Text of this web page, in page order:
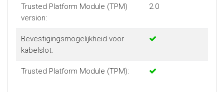
Trusted Platform Module (TPM)
version:
2.0
Bevestigingsmogelijkheid voor
kabelslot:
Trusted Platform Module (TPM):